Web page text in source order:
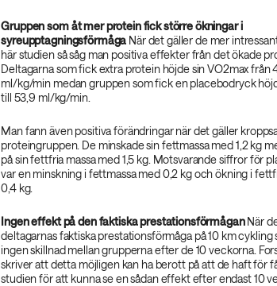
Gruppen som åt mer protein fick större ökningar i
syreupptagningsförmåga När det gäller de mer
här studien så såg man positiva effekter från det ökade
Deltagarna som fick extra protein höjde sin VO2max från
ml/kg/min medan gruppen som fick en placebodryck
till 53,9 ml/kg/min.
Man fann även positiva förändringar när det gäller
proteingruppen. De minskade sin fettmassa med 1,2 kg
på sin fettfria massa med 1,5 kg. Motsvarande siffror för
var en minskning i fettmassa med 0,2 kg och ökning i
0,4 kg.
Ingen effekt på den faktiska prestationsförmåganNär
deltagarnas faktiska prestationsförmåga på 10 km cykling
ingen skillnad mellan grupperna efter de 10 veckorna.
skriver att detta möjligen kan ha berott på att de haft för
studien för att kunna se en sådan effekt efter endast 10